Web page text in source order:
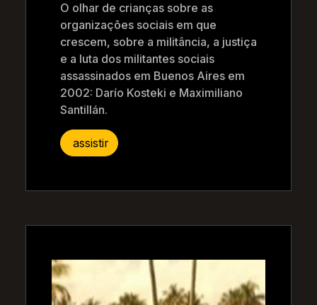
O olhar de crianças sobre as
organizações sociais em que
crescem, sobre a militância, a justiça
e a luta dos militantes sociais
assassinados em Buenos Aires em
2002: Darío Kosteki e Maximiliano
Santillán.
assistir